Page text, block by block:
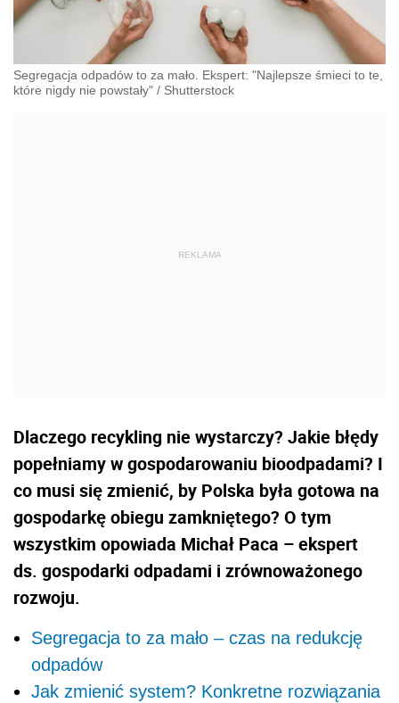
Segregacja odpadów to za mało. Ekspert: "Najlepsze śmieci to te,
które nigdy nie powstały" / Shutterstock
Dlaczego recykling nie wystarczy? Jakie błędy
popełniamy w gospodarowaniu bioodpadami? I
co musi się zmienić, by Polska była gotowa na
gospodarkę obiegu zamkniętego? O tym
wszystkim opowiada Michał Paca – ekspert
ds. gospodarki odpadami i zrównoważonego
rozwoju.
Segregacja to za mało – czas na redukcję
odpadów
Jak zmienić system? Konkretne rozwiązania